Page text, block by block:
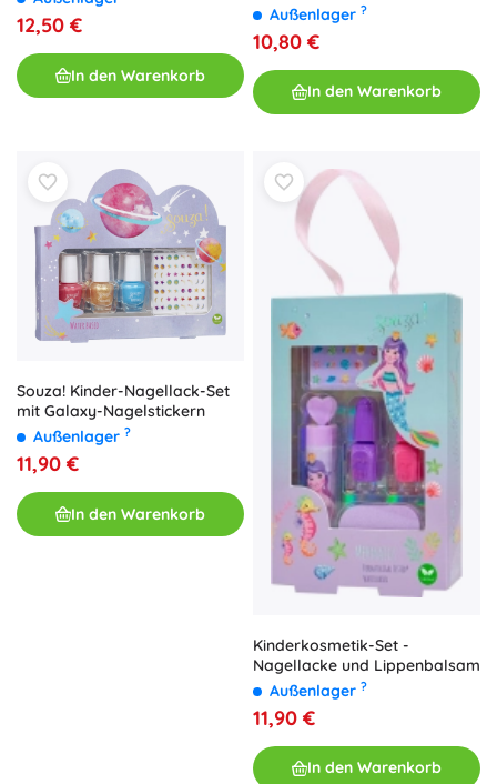
12,50 €
In den Warenkorb
Außenlager ?
10,80 €
In den Warenkorb
Souza! Kinder-Nagellack-Set
mit Galaxy-Nagelstickern
Außenlager ?
11,90 €
In den Warenkorb
Kinderkosmetik-Set -
Nagellacke und Lippenbalsam
Außenlager ?
11,90 €
In den Warenkorb